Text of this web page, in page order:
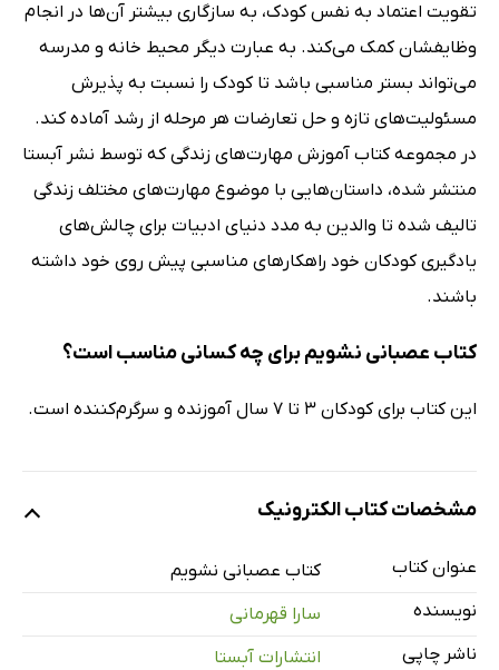
تقویت اعتماد به نفس کودک، به سازگاری بیشتر آن‌ها در انجام
وظایفشان کمک‌ می‌کند. به عبارت دیگر محیط خانه و مدرسه
می‌تواند بستر مناسبی باشد تا کودک را نسبت به پذیرش
مسئولیت‌های تازه و حل تعارضات هر مرحله از رشد آماده کند.
در مجموعه کتاب آموزش مهارت‌های زندگی که توسط نشر آبستا
منتشر شده، داستان‌هایی با موضوع مهارت‌های مختلف زندگی
تالیف شده تا والدین به مدد دنیای ادبیات برای چالش‌های
یادگیری کودکان خود راهکارهای مناسبی پیش روی خود داشته
باشند.
کتاب عصبانی نشویم برای چه کسانی مناسب است؟
این کتاب برای کودکان 3 تا 7 سال آموزنده و سرگرم‌کننده است.
مشخصات کتاب الکترونیک
عنوان کتاب
کتاب عصبانی نشویم
نویسنده
سارا قهرمانی
ناشر چاپی
انتشارات آبستا